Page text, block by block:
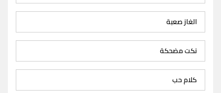
الغاز صعبة
نكت مضحكة
كلام حب